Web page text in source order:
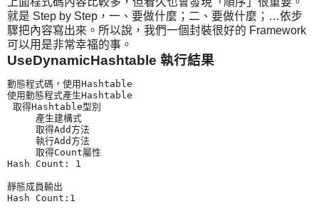
就是 Step by Step，一、要做什麼；二、要做什麼；…依步
驟把內容寫出來。所以說，我們一個封裝很好的 Framework
可以用是非常幸福的事。
UseDynamicHashtable 執行結果
動態程式碼，使用Hashtable
使用動態程式產生Hashtable
取得Hashtable型別
     產生建構式
     取得Add方法
     執行Add方法
     取得Count屬性
Hash Count: 1
靜態成員輸出